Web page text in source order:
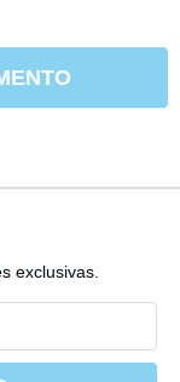
exclusivas.